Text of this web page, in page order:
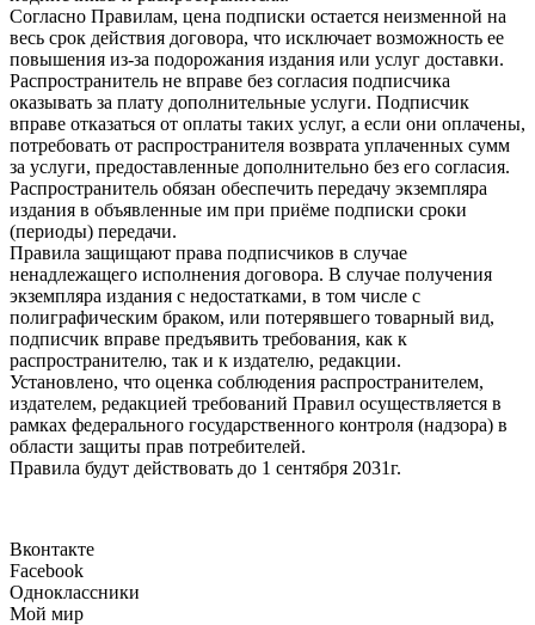
Согласно Правилам, цена подписки остается неизменной на
весь срок действия договора, что исключает возможность ее
повышения из-за подорожания издания или услуг доставки.
Распространитель не вправе без согласия подписчика
оказывать за плату дополнительные услуги. Подписчик
вправе отказаться от оплаты таких услуг, а если они оплачены,
потребовать от распространителя возврата уплаченных сумм
за услуги, предоставленные дополнительно без его согласия.
Распространитель обязан обеспечить передачу экземпляра
издания в объявленные им при приёме подписки сроки
(периоды) передачи.
Правила защищают права подписчиков в случае
ненадлежащего исполнения договора. В случае получения
экземпляра издания с недостатками, в том числе с
полиграфическим браком, или потерявшего товарный вид,
подписчик вправе предъявить требования, как к
распространителю, так и к издателю, редакции.
Установлено, что оценка соблюдения распространителем,
издателем, редакцией требований Правил осуществляется в
рамках федерального государственного контроля (надзора) в
области защиты прав потребителей.
Правила будут действовать до 1 сентября 2031г.
Вконтакте
Facebook
Одноклассники
Мой мир